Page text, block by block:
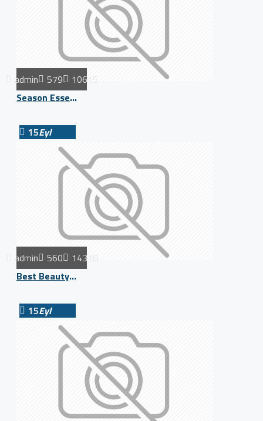
admin 579
10615
Season Essentials
15Eyl
admin 560
14318
Best Beauty Products
15Eyl